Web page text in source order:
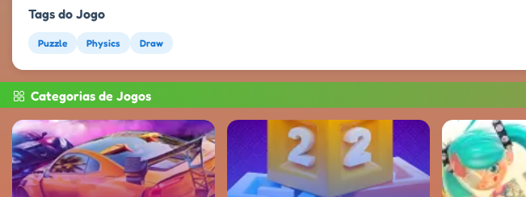
Tags do Jogo
Puzzle Physics Draw
Categorias de Jogos